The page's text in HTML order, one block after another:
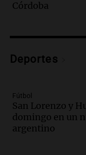
Episodios
y cinco
Episodios
Audio.Messi
Rosario
tras la
Córdoba
Deportes
Fútbol
San Lorenzo y
domingo en un
argentino